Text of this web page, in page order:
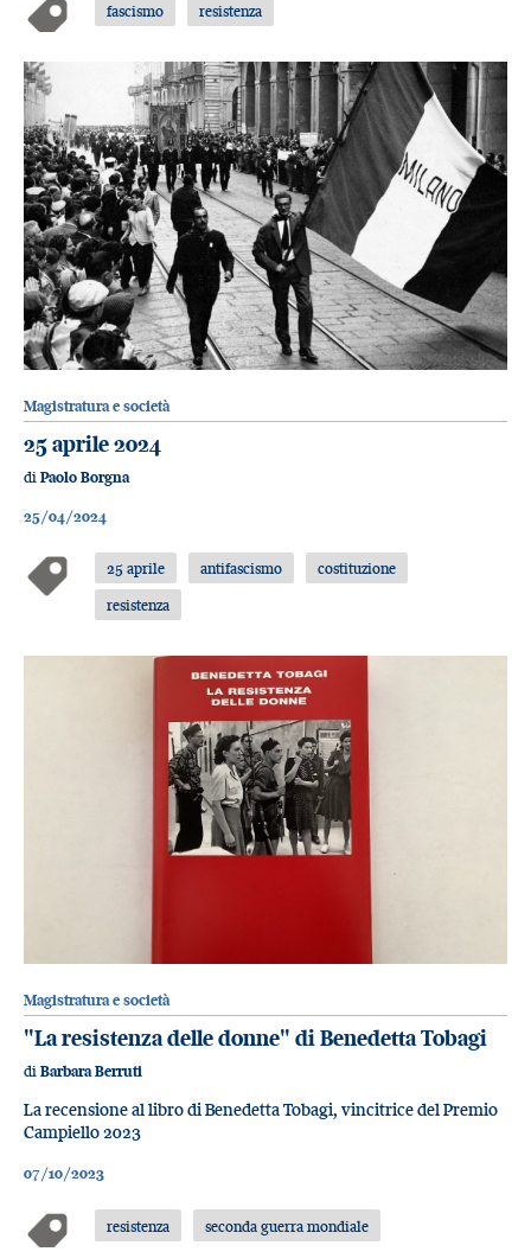
fascismo resistenza
Magistratura e società
25 aprile 2024
di Paolo Borgna
25/04/2024
25 aprile antifascismo
costituzione
resistenza
Magistratura e società
"La resistenza delle donne" di Benedetta Tobagi
di Barbara Berruti
La recensione al libro di Benedetta Tobagi, vincitrice del Premio
Campiello 2023
07/10/2023
resistenza seconda guerra mondiale